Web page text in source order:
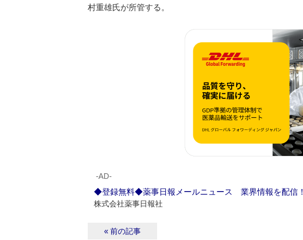
村重雄氏が所管する。
‐AD‐
◆登録無料◆薬事日報メールニュース 業界情報を配信！
株式会社薬事日報社
« 前の記事